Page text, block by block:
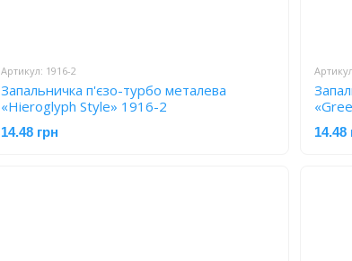
Артикул: 1916-2
Запальничка п'єзо-турбо металева
«Hieroglyph Style» 1916-2
14.48 грн 14.48